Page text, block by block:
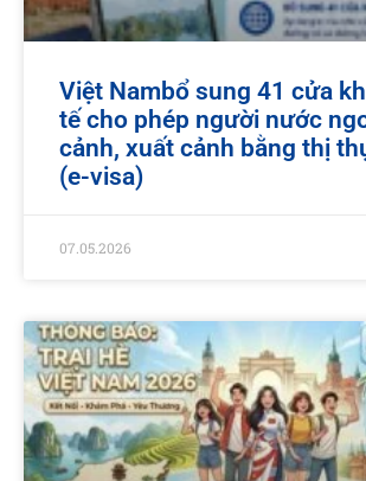
Việt Nambổ sung 41 cửa
tế cho phép người nước
cảnh, xuất cảnh bằng thị
(e-visa)
07.05.2026